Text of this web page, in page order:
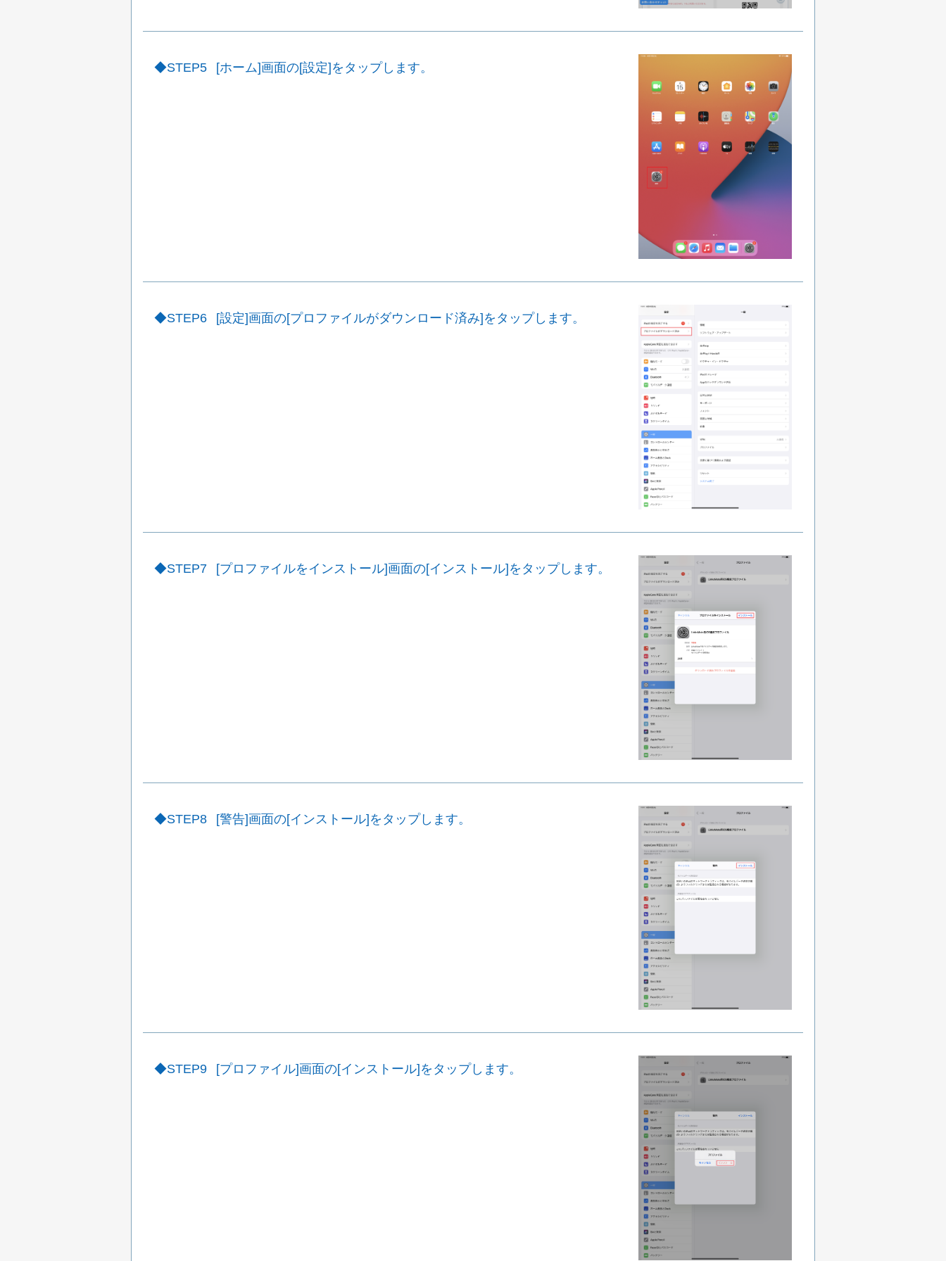
STEP5 [ホーム]画面の[設定]をタップします。
STEP6 [設定]画面の[プロファイルがダウンロード済み]をタップします。
STEP7 [プロファイルをインストール]画面の[インストール]をタップします。
STEP8 [警告]画面の[インストール]をタップします。
STEP9 [プロファイル]画面の[インストール]をタップします。